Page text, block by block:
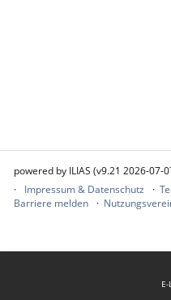
powered by ILIAS (v9.21 2026-07-
Impressum & Datenschutz
Barriere melden